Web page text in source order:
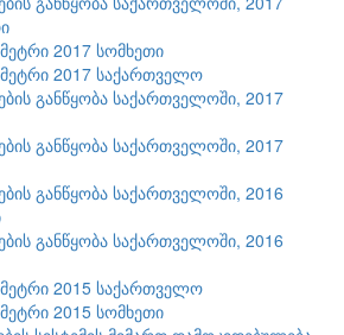
2017 სომხეთი
2017 საქართველო
განწყობა საქართველოში, 2017
განწყობა საქართველოში, 2017
განწყობა საქართველოში, 2016
განწყობა საქართველოში, 2016
2015 საქართველო
2015 სომხეთი